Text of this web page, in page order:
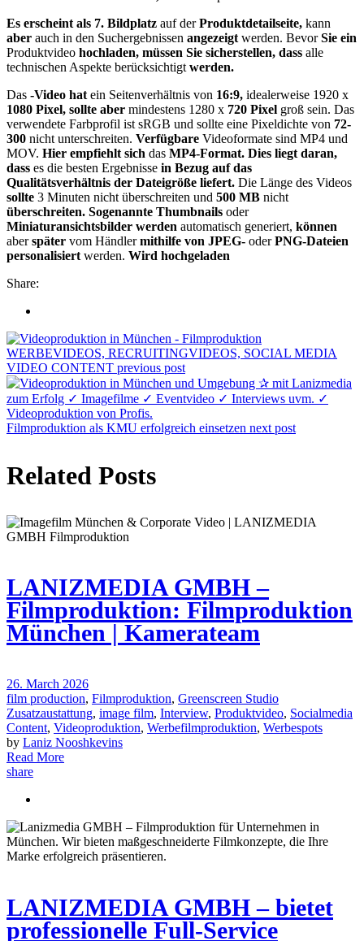
Es erscheint als 7. Bildplatz auf derProduktdetailseite, kann
aber auch in den Suchergebnissen angezeigt werden. BevorSie ein
Produktvideo hochladen, müssen Sie sicherstellen, dass alle
technischen Aspekte berücksichtigt werden.
Das -Video hat ein Seitenverhältnis von 16:9, idealerweise 1920 x
1080 Pixel, sollte aber mindestens 1280 x 720 Pixel groß sein. Das
verwendete Farbprofil ist sRGB und sollte eine Pixeldichte von 72-
300 nicht unterschreiten. Verfügbare Videoformate sind MP4 und
MOV. Hier empfiehlt sich das MP4-Format. Dies liegt daran,
dass es die besten Ergebnisse in Bezug auf das
Qualitätsverhältnis der Dateigröße liefert. Die Länge des Videos
sollte 3 Minuten nicht überschreiten und 500 MB nicht
überschreiten. Sogenannte Thumbnails oder
Miniaturansichtsbilder werden automatisch generiert, können
aberspäter vom Händlermithilfe von JPEG- oderPNG-Dateien
personalisiert werden. Wird hochgeladen
Share:
WERBEVIDEOS, RECRUITINGVIDEOS, SOCIAL MEDIA
VIDEO CONTENT previous post
Filmproduktion als KMU erfolgreich einsetzen next post
Related Posts
LANIZMEDIA GMBH –
Filmproduktion: Filmproduktion
München | Kamerateam
26. March 2026
film production, Filmproduktion, Greenscreen Studio
Zusatzaustattung, image film, Interview, Produktvideo, Socialmedia
Content, Videoproduktion, Werbefilmproduktion, Werbespots
by Laniz Nooshkevins
Read More
share
LANIZMEDIA GMBH – bietet
professionelle Full-Service